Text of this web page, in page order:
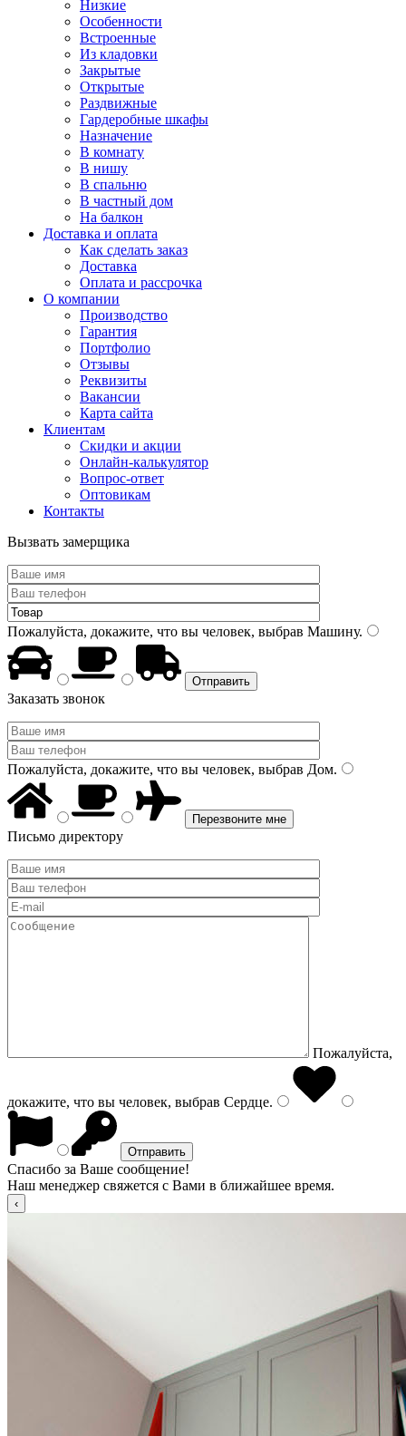
Низкие
Особенности
Встроенные
Из кладовки
Закрытые
Открытые
Раздвижные
Гардеробные шкафы
Назначение
В комнату
В нишу
В спальню
В частный дом
На балкон
Доставка и оплата
Как сделать заказ
Доставка
Оплата и рассрочка
О компании
Производство
Гарантия
Портфолио
Отзывы
Реквизиты
Вакансии
Карта сайта
Клиентам
Скидки и акции
Онлайн-калькулятор
Вопрос-ответ
Оптовикам
Контакты
Вызвать замерщика
Пожалуйста, докажите, что вы человек, выбрав Машину.
Заказать звонок
Пожалуйста, докажите, что вы человек, выбрав Дом.
Письмо директору
Пожалуйста,
докажите, что вы человек, выбрав Сердце.
Спасибо за Ваше сообщение!
Наш менеджер свяжется с Вами в ближайшее время.